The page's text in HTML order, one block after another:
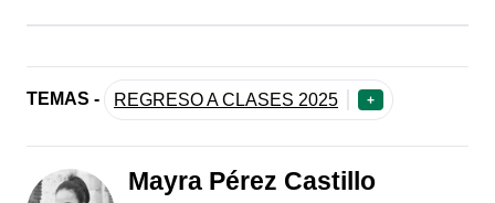
TEMAS - REGRESO A CLASES 2025 +
Mayra Pérez Castillo